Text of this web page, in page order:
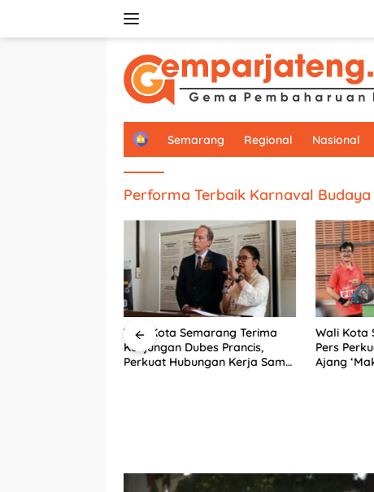
H
Semarang Regional Nasional
Performa Terbaik Karnaval Budaya
Wali Kota Semarang Terima
Kunjungan Dubes Prancis,
Perkuat Hubungan Kerja Sama
Wali Kota
Pers
Ajang